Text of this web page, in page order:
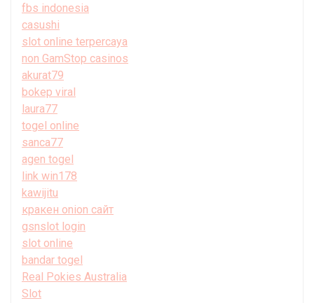
fbs indonesia
casushi
slot online terpercaya
non GamStop casinos
akurat79
bokep viral
laura77
togel online
sanca77
agen togel
link win178
kawijitu
кракен onion сайт
gsnslot login
slot online
bandar togel
Real Pokies Australia
Slot